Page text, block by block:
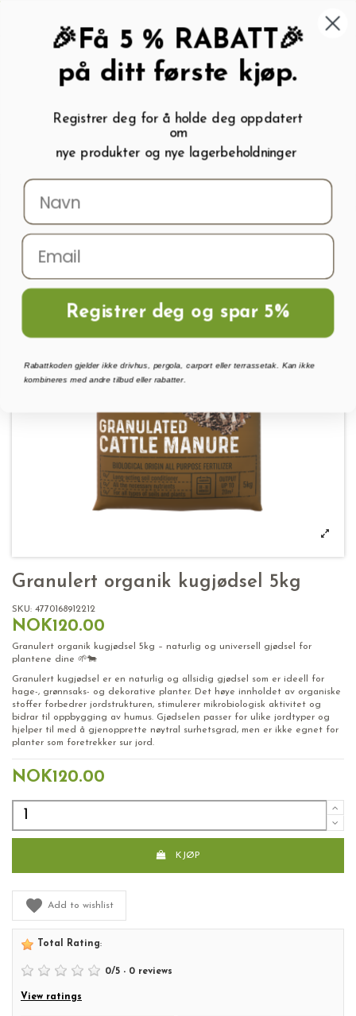
My wishlist ( 0
Menu Søk Logg inn Handlevogn
Hjem
Granulert organik kugjødsel 5kg
Granulert organik kugjødsel 5kg
SKU: 4770168912212
NOK120.00
Granulert organik kugjødsel 5kg – naturlig og universell gjødsel for
plantene dine 🌱🐄
Granulert kugjødsel er en naturlig og allsidig gjødsel som er ideell for
hage-, grønnsaks- og dekorative planter. Det høye innholdet av organiske
stoffer forbedrer jordstrukturen, stimulerer mikrobiologisk aktivitet og
bidrar til oppbygging av humus. Gjødselen passer for ulike jordtyper og
hjelper til med å gjenopprette nøytral surhetsgrad, men er ikke egnet for
planter som foretrekker sur jord.
NOK120.00
KJØP
Add to wishlist
Total Rating:
0/5 - 0 reviews
View ratings
🎉Få 5 % RABATT🎉
på ditt første kjøp.
Registrer deg for å holde deg oppdatert
om
nye produkter og nye lagerbeholdninger
Registrer deg og spar 5%
Rabattkoden gjelder ikke drivhus, pergola, carport eller terrassetak. Kan ikke
kombineres med andre tilbud eller rabatter.